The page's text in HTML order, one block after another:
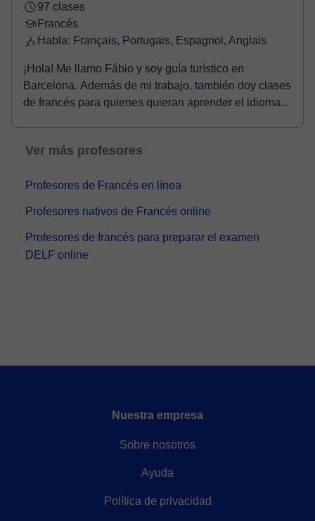
97 clases
Francés
Habla: Français, Portugais, Espagnol, Anglais
¡Hola! Me llamo Fábio y soy guía turístico en
Barcelona. Además de mi trabajo, también doy clases
de francés para quienes quieran aprender el idioma...
Ver más profesores
Profesores de Francés en línea
Profesores nativos de Francés online
Profesores de francés para preparar el examen
DELF online
Nuestra empresa
Sobre nosotros
Ayuda
Política de privacidad